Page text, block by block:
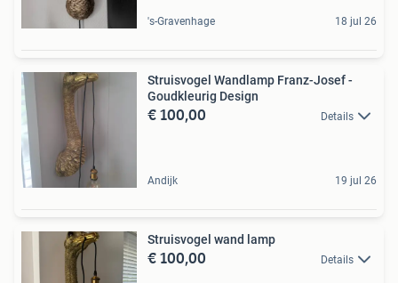
's-Gravenhage 18 jul 26
Struisvogel Wandlamp Franz-Josef -
Goudkleurig Design
€ 100,00 Details
Andijk 19 jul 26
Struisvogel wand lamp
€ 100,00 Details